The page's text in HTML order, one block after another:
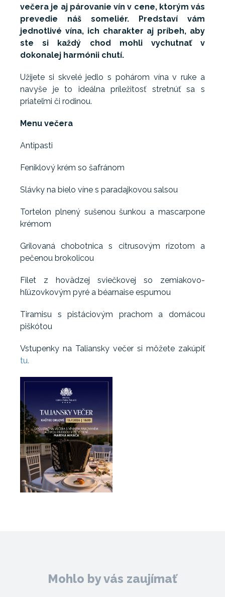
večera je aj párovanie vín v cene, ktorým vás
prevedie náš someliér. Predstaví vám
jednotlivé vína, ich charakter aj príbeh, aby
ste si každý chod mohli vychutnať v
dokonalej harmónii chutí.
Užijete si skvelé jedlo s pohárom vína v ruke a
navyše je to ideálna príležitosť stretnúť sa s
priateľmi či rodinou.
Menu večera
Antipasti
Feniklový krém so šafránom
Slávky na bielo víne s paradajkovou salsou
Tortelon plnený sušenou šunkou a mascarpone
krémom
Grilovaná chobotnica s citrusovým rizotom a
pečenou brokolicou
Filet z hovädzej sviečkovej so zemiakovo-
hľúzovkovým pyré a béarnaise espumou
Tiramisu s pistáciovým prachom a domácou
piškótou
Vstupenky na Taliansky večer si môžete zakúpiť
tu.
Mohlo by vás zaujímať